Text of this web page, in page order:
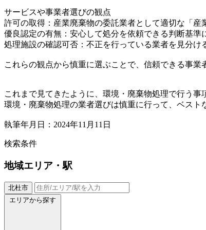
サービスや事業者選びの観点
許可の取得：産業廃棄物の委託業者として適切な「
優良認定の有無：安心して処分を依頼できる判断基
処理施設の確認可否：不正を行っている業者を見分け
これらの観点から慎重に選ぶことで、信頼できる事業
これまで見てきたように、環境・廃棄物処理で行う
環境・廃棄物処理の業者選びは慎重に行って、ベスト
執筆年月日：2024年11月11日
検索条件
地域エリア・駅
北杜市
エリアから探す